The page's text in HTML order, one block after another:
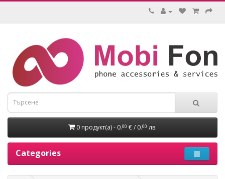
0 продукт(а) - 0.00 € / 0.00 лв.
Categories